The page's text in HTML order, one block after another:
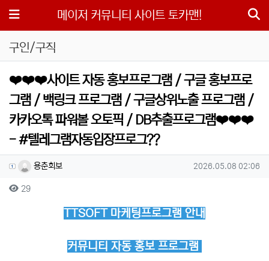
메뉴 메이저 커뮤니티 사이트 토카맨!
구인/구직
❤️❤️❤️사이트 자동 홍보프로그램 / 구글 홍보프로
그램 / 백링크 프로그램 / 구글상위노출 프로그램 /
카카오톡 파워볼 오토픽 / DB추출프로그램❤️❤️❤️
- #텔레그램자동입장프로그??
작성자 정보
용춘회보 작성일
2026.05.08 02:06
컨텐츠 정보
29조회
TTSOFT 마케팅프로그램 안내
커뮤니티 자동 홍보 프로그램